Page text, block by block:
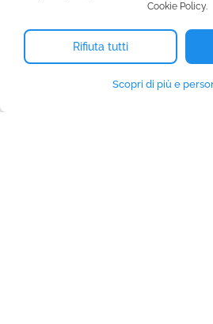
Cookie Policy.
Rifiuta tutti
Scopri di più e
© Wetacoo SRL - P.IVA 15991751007